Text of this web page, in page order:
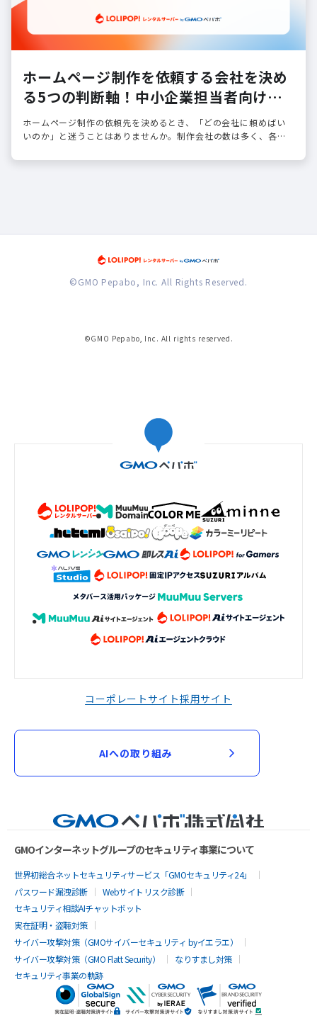
ホームページ制作を依頼する会社を決め
る5つの判断軸！中小企業担当者向けガ
イド
ホームページ制作の依頼先を決めるとき、「どの会社に頼めばい
いのか」と迷うことはありませんか。制作会社の数は多く、各社
ことです。
©GMO Pepabo, Inc. All Rights Reserved.
©GMO Pepabo, Inc. All rights reserved.
コーポレートサイト採用サイト
AIへの取り組み
GMOインターネットグループのセキュリティ事業について
世界初総合ネットセキュリティサービス「GMOセキュリティ24」
パスワード漏洩診断
Webサイトリスク診断
セキュリティ相談AIチャットボット
実在証明・盗聴対策
サイバー攻撃対策（GMOサイバーセキュリティ byイエラエ）
サイバー攻撃対策（GMO Flatt Security）
なりすまし対策
セキュリティ事業の軌跡